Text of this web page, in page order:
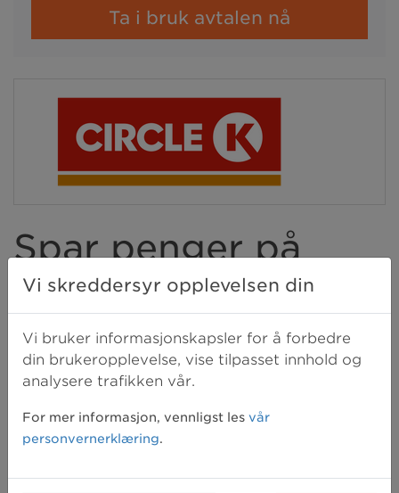
Ta i bruk avtalen nå
Spar penger på
drivstoff
Som medlem får du 38 øre
drivstoffrabatt per liter når du
Rabatten gjelder også ved kjøp av
i hele Norge.
Vi skreddersyr opplevelsen din
Vi bruker informasjonskapsler for å forbedre
din brukeropplevelse, vise tilpasset innhold og
analysere trafikken vår.
For mer informasjon, vennligst les vår
personvernerklæring.